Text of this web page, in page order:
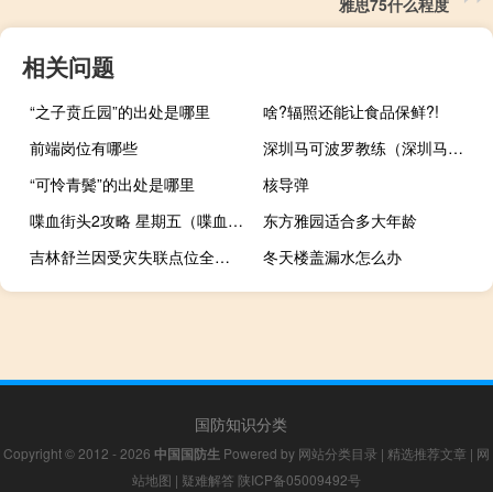
相关问题
“之子贲丘园”的出处是哪里
啥?辐照还能让食品保鲜?!
前端岗位有哪些
深圳马可波罗教练（深圳马可波罗）
“可怜青鬓”的出处是哪里
核导弹
喋血街头2攻略 星期五（喋血街头2攻略）
东方雅园适合多大年龄
吉林舒兰因受灾失联点位全部恢复通联青松林场失联人员中轻伤4人已得到救治
冬天楼盖漏水怎么办
国防知识分类
Copyright © 2012 - 2026 中国国防生 Powered by 网站分类目录 | 精选推荐文章 | 网
站地图 | 疑难解答 陕ICP备05009492号